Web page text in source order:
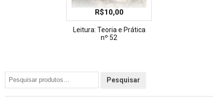
R$10,00
Leitura: Teoria e Prática
nº 52